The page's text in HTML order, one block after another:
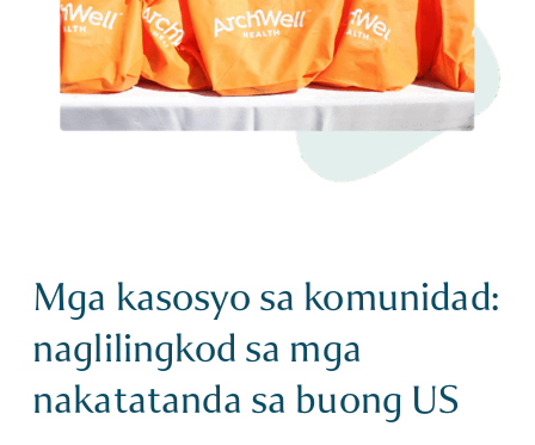
Mga kasosyo sa komunidad:
naglilingkod sa mga
nakatatanda sa buong US